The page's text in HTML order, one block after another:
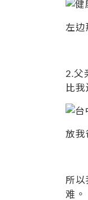
左边
2.父
比
放我
所
难。